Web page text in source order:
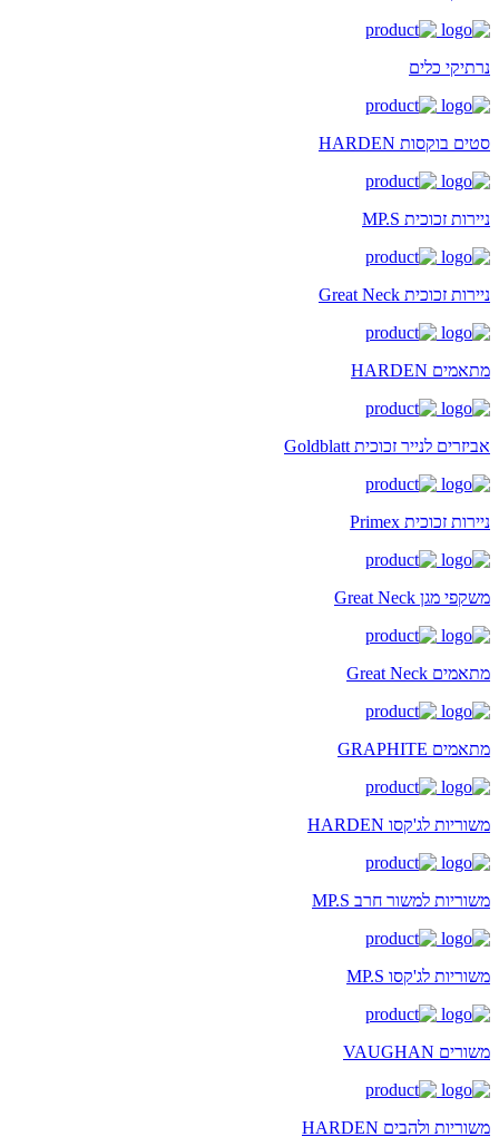
נרתיקי כלים
סטים בוקסות HARDEN
ניירות זכוכית MP.S
ניירות זכוכית Great Neck
מתאמים HARDEN
אביזרים לנייר זכוכית Goldblatt
ניירות זכוכית Primex
משקפי מגן Great Neck
מתאמים Great Neck
מתאמים GRAPHITE
משוריות לג'קסו HARDEN
משוריות למשור חרב MP.S
משוריות לג'קסו MP.S
משורים VAUGHAN
משוריות ולהבים HARDEN